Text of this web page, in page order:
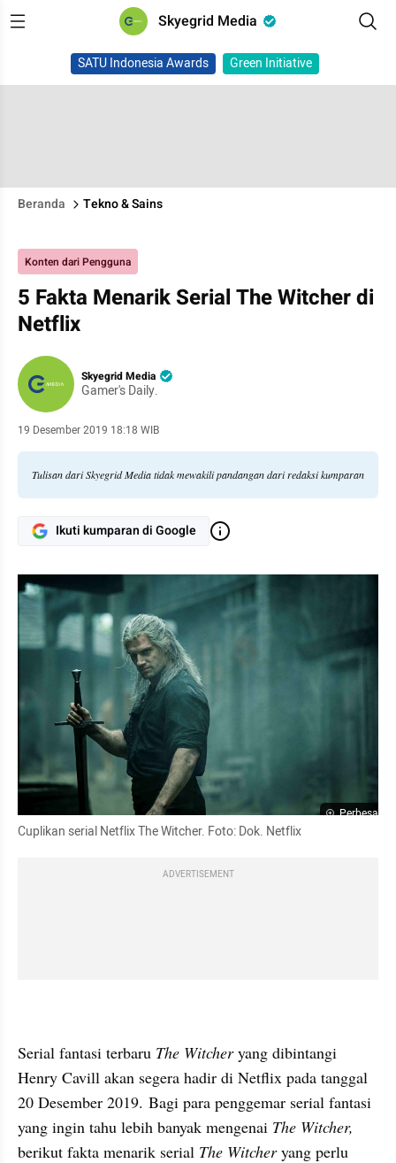
Skyegrid Media
SATU Indonesia Awards Green Initiative
Beranda Tekno & Sains
Konten dari Pengguna
5 Fakta Menarik Serial The Witcher di
Netflix
Skyegrid Media
Gamer's Daily.
19 Desember 2019 18:18 WIB
Tulisan dari Skyegrid Media tidak mewakili pandangan dari redaksi kumparan
Ikuti kumparan di Google
Perbesar
Cuplikan serial Netflix The Witcher. Foto: Dok. Netflix
ADVERTISEMENT
Serial fantasi terbaru The Witcher yang dibintangi
Henry Cavill akan segera hadir di Netflix pada tanggal
20 Desember 2019. Bagi para penggemar serial fantasi
yang ingin tahu lebih banyak mengenai The Witcher,
berikut fakta menarik serial The Witcher yang perlu